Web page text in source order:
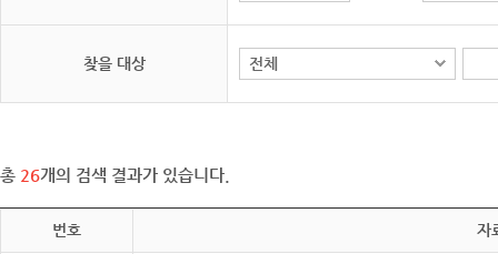
찾을 대상
총 26개의 검색 결과가 있습니다.
번호 자